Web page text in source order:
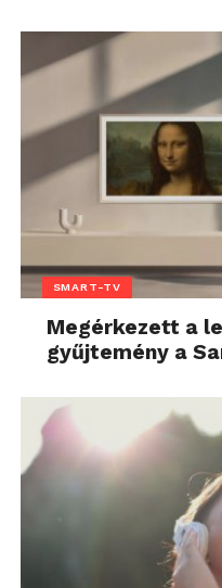
SMART-TV
Megérkezett a
gyűjtemény a